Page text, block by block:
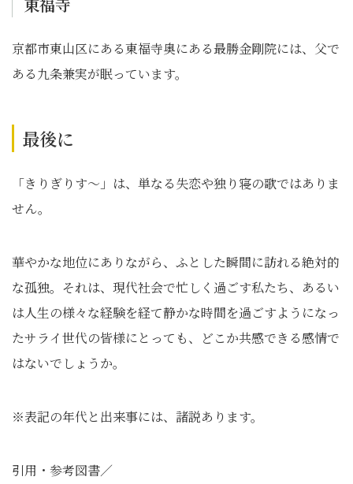
京都市東山区にある東福寺奥にある最勝金剛院には、父で
ある九条兼実が眠っています。
最後に
「きりぎりす～」は、単なる失恋や独り寝の歌ではありま
せん。
華やかな地位にありながら、ふとした瞬間に訪れる絶対的
な孤独。それは、現代社会で忙しく過ごす私たち、あるい
は人生の様々な経験を経て静かな時間を過ごすようになっ
たサライ世代の皆様にとっても、どこか共感できる感情で
はないでしょうか。
※表記の年代と出来事には、諸説あります。
引用・参考図書／